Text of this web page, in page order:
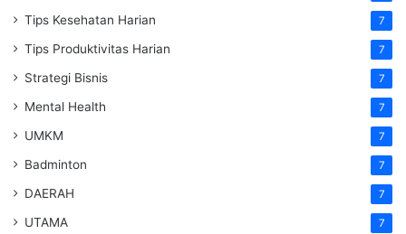
Tips Kesehatan Harian 7
Tips Produktivitas Harian 7
Strategi Bisnis 7
Mental Health 7
UMKM 7
Badminton 7
DAERAH 7
UTAMA 7